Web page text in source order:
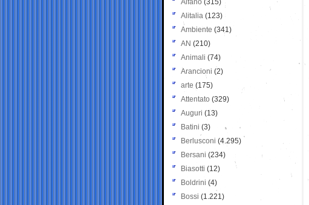
Alfano (315)
Alitalia (123)
Ambiente (341)
AN (210)
Animali (74)
Arancioni (2)
arte (175)
Attentato (329)
Auguri (13)
Batini (3)
Berlusconi (4.295)
Bersani (234)
Biasotti (12)
Boldrini (4)
Bossi (1.221)